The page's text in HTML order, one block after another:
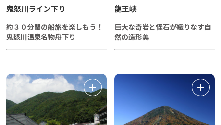
鬼怒川ライン下り
約３０分間の船旅を楽しもう！
鬼怒川温泉名物舟下り
龍王峡
巨大な奇岩と怪石が織りなす自
然の造形美